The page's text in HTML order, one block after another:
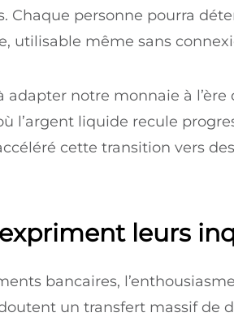
Chaque personne pourra
utilisable même sans
adapter notre monnaie à
l’argent liquide recule
cette transition vers
leurs
bancaires,
un transfert massif de